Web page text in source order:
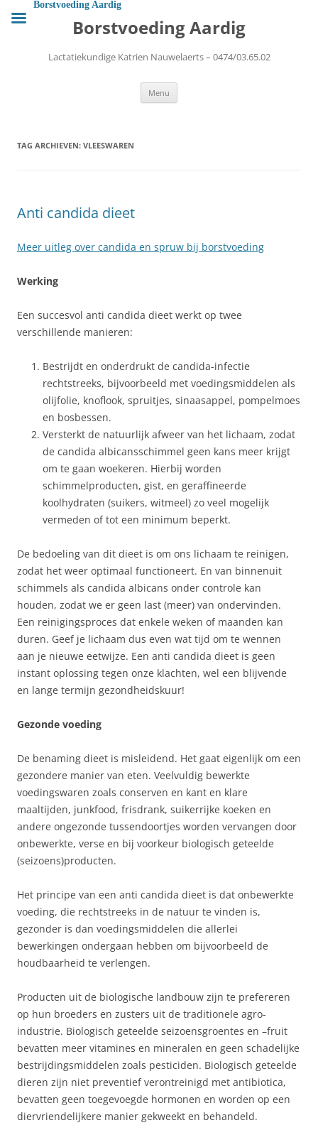
naar
de Borstvoeding Aardig
Lactatiekundige Katrien Nauwelaerts – 0474/03.65.02
Menu
TAG ARCHIEVEN: VLEESWAREN
Anti candida dieet
Meer uitleg over candida en spruw bij borstvoeding
Werking
Een succesvol anti candida dieet werkt op twee
verschillende manieren:
Bestrijdt en onderdrukt de candida-infectie
rechtstreeks, bijvoorbeeld met voedingsmiddelen als
olijfolie, knoflook, spruitjes, sinaasappel, pompelmoes
en bosbessen.
Versterkt de natuurlijk afweer van het lichaam, zodat
de candida albicansschimmel geen kans meer krijgt
om te gaan woekeren. Hierbij worden
schimmelproducten, gist, en geraffineerde
koolhydraten (suikers, witmeel) zo veel mogelijk
vermeden of tot een minimum beperkt.
De bedoeling van dit dieet is om ons lichaam te reinigen,
zodat het weer optimaal functioneert. En van binnenuit
schimmels als candida albicans onder controle kan
houden, zodat we er geen last (meer) van ondervinden.
Een reinigingsproces dat enkele weken of maanden kan
duren. Geef je lichaam dus even wat tijd om te wennen
aan je nieuwe eetwijze. Een anti candida dieet is geen
instant oplossing tegen onze klachten, wel een blijvende
en lange termijn gezondheidskuur!
Gezonde voeding
De benaming dieet is misleidend. Het gaat eigenlijk om een
gezondere manier van eten. Veelvuldig bewerkte
voedingswaren zoals conserven en kant en klare
maaltijden, junkfood, frisdrank, suikerrijke koeken en
andere ongezonde tussendoortjes worden vervangen door
onbewerkte, verse en bij voorkeur biologisch geteelde
(seizoens)producten.
Het principe van een anti candida dieet is dat onbewerkte
voeding, die rechtstreeks in de natuur te vinden is,
gezonder is dan voedingsmiddelen die allerlei
bewerkingen ondergaan hebben om bijvoorbeeld de
houdbaarheid te verlengen.
Producten uit de biologische landbouw zijn te prefereren
op hun broeders en zusters uit de traditionele agro-
industrie. Biologisch geteelde seizoensgroentes en –fruit
bevatten meer vitamines en mineralen en geen schadelijke
bestrijdingsmiddelen zoals pesticiden. Biologisch geteelde
dieren zijn niet preventief verontreinigd met antibiotica,
bevatten geen toegevoegde hormonen en worden op een
diervriendelijkere manier gekweekt en behandeld.
Borstvoeding Aardig